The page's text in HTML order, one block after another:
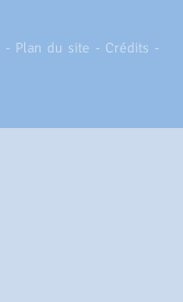
- Plan du site - Crédits -